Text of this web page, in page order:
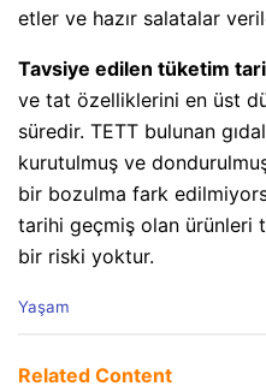
etler ve hazır salatalar
Tavsiye edilen tüketim
ve tat özelliklerini en üst
süredir. TETT bulunan
kurutulmuş ve
bir bozulma fark
tarihi geçmiş olan ürünleri
bir riski yoktur.
C
e
Yaşam
Related Content